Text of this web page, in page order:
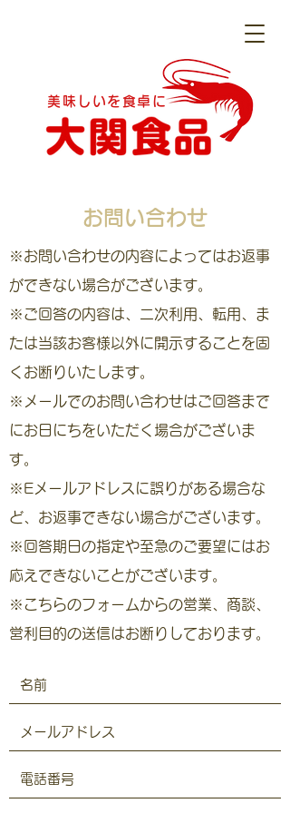
美味しいを食卓に
​お問い合わせ
※お問い合わせの内容によってはお返事
ができない場合がございます。
※ご回答の内容は、二次利用、転用、ま
たは当該お客様以外に開示することを固
くお断りいたします。
※メールでのお問い合わせはご回答まで
にお日にちをいただく場合がございま
す。
※Eメールアドレスに誤りがある場合な
ど、お返事できない場合がございます。
※回答期日の指定や至急のご要望にはお
応えできないことがございます。
※こちらのフォームからの営業、商談、
営利目的の送信はお断りしております。